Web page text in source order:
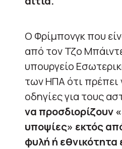
Ο Φρίμπονγκ που
από τον Τζο
υπουργείο
των ΗΠΑ ότι πρέπει
οδηγίες για τους
να προσδιορίζουν
υποψίες» εκτός
φυλή ή εθνικότητα